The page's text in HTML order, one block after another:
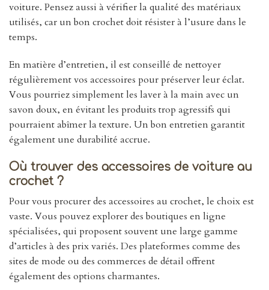
voiture. Pensez aussi à vérifier la qualité des matériaux
utilisés, car un bon crochet doit résister à l’usure dans le
temps.
En matière d’entretien, il est conseillé de nettoyer
régulièrement vos accessoires pour préserver leur éclat.
Vous pourriez simplement les laver à la main avec un
savon doux, en évitant les produits trop agressifs qui
pourraient abîmer la texture. Un bon entretien garantit
également une durabilité accrue.
Où trouver des accessoires de voiture au
crochet ?
Pour vous procurer des accessoires au crochet, le choix est
vaste. Vous pouvez explorer des boutiques en ligne
spécialisées, qui proposent souvent une large gamme
d’articles à des prix variés. Des plateformes comme des
sites de mode ou des commerces de détail offrent
également des options charmantes.